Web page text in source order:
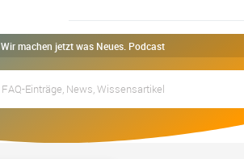
Wir machen jetzt was Neues. Podcast